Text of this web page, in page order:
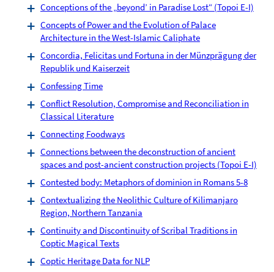
Conceptions of the „beyond’ in Paradise Lost“ (Topoi E-I)
Concepts of Power and the Evolution of Palace
Architecture in the West-Islamic Caliphate
Concordia, Felicitas und Fortuna in der Münzprägung der
Republik und Kaiserzeit
Confessing Time
Conflict Resolution, Compromise and Reconciliation in
Classical Literature
Connecting Foodways
Connections between the deconstruction of ancient
spaces and post-ancient construction projects (Topoi E-I)
Contested body: Metaphors of dominion in Romans 5-8
Contextualizing the Neolithic Culture of Kilimanjaro
Region, Northern Tanzania
Continuity and Discontinuity of Scribal Traditions in
Coptic Magical Texts
Coptic Heritage Data for NLP